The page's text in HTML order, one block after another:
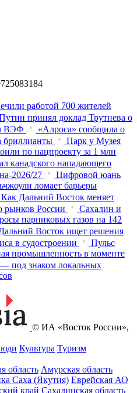
работой 700 жителей
принял доклад Трутнева о
ВЭФ
«Алроса» сообщила о
бриллианты
Парк у Музея
по нацпроекту за 1 млн
канадского нападающего
2026/27
Цифровой юань
ломает барьеры
Как Дальний Восток меняет
рынков России
Сахалин и
парниковых газов на 142
Восток ищет решения
в судостроении
Пульс
промышленность в моменте
под знаком локальных
© ИА «Восток России»,
Культура Туризм
область Амурская область
Саха (Якутия) Еврейская АО
край Сахалинская область